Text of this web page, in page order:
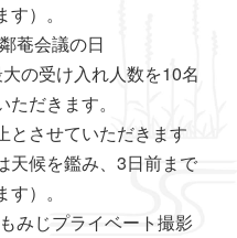
）。
菴会議の日
の受け入れ人数を10名
だきます。
とさせていただきます
天候を鑑み、3日前まで
）。
みじプライベート撮影